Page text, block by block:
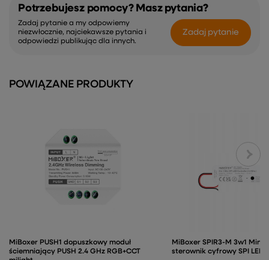
oświetleniu dekoracyjnym, gamingowym i inteligentnych
instalacjach LED. Specyfikacja techniczna Model: SPI-WL4 Typ: 4-
kanałowy sterownik SPI LED Napięcie zasilania: DC 5–24V Sygnał
wyjściowy: SPI (TTL) 800Kbps Maks. liczba pikseli: 1024 / kanał
Sterowanie: WiFi + 2.4GHz Obsługiwane taśmy: WS281x, SK6812,
Potrzebujesz pomocy? Masz pytania?
Zadaj pytanie a my odpowiemy
niezwłocznie, najciekawsze pytania i
odpowiedzi publikując dla innych.
Zadaj pytanie
POWIĄZANE PRODUKTY
MiBoxer PUSH1 dopuszkowy moduł
ściemniający PUSH 2.4 GHz RGB+CCT
MiBoxer SPIR3-M 3w1 Mini
sterownik cyfrowy SPI LED